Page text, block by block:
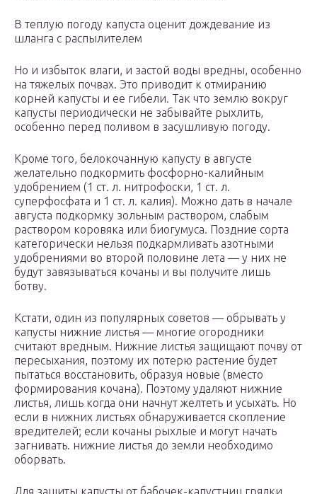
В теплую погоду капуста оценит дождевание из
шланга с распылителем
Но и избыток влаги, и застой воды вредны, особенно
на тяжелых почвах. Это приводит к отмиранию
корней капусты и ее гибели. Так что землю вокруг
капусты периодически не забывайте рыхлить,
особенно перед поливом в засушливую погоду.
Кроме того, белокочанную капусту в августе
желательно подкормить фосфорно-калийным
удобрением (1 ст. л. нитрофоски, 1 ст. л.
суперфосфата и 1 ст. л. калия). Можно дать в начале
августа подкормку зольным раствором, слабым
раствором коровяка или биогумуса. Поздние сорта
категорически нельзя подкармливать азотными
удобрениями во второй половине лета — у них не
будут завязываться кочаны и вы получите лишь
ботву.
Кстати, один из популярных советов — обрывать у
капусты нижние листья — многие огородники
считают вредным. Нижние листья защищают почву от
пересыхания, поэтому их потерю растение будет
пытаться восстановить, образуя новые (вместо
формирования кочана). Поэтому удаляют нижние
листья, лишь когда они начнут желтеть и усыхать. Но
если в нижних листьях обнаруживается скопление
вредителей; если кочаны рыхлые и могут начать
загнивать. нижние листья до земли необходимо
оборвать.
Для защиты капусты от бабочек-капустниц грядки